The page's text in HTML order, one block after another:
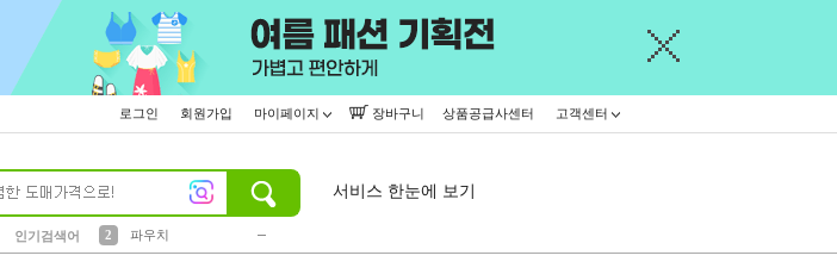
로그인 회원가입 마이페이지 장바구니 상품공급사센터 고객센터
인기검색어
2
파우치
서비스 한눈에 보기